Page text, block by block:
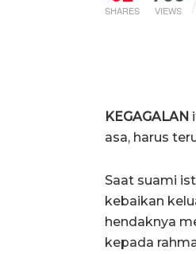
SHARES VIEWS
KEGAGALAN
asa, harus
Saat suami
kebaikan
hendaknya
kepada